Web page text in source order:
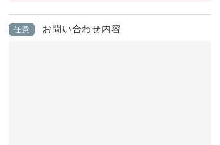
任意 お問い合わせ内容